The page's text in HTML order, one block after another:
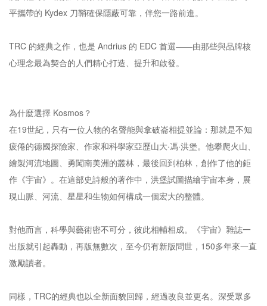
平攜帶的 Kydex 刀鞘確保隱蔽可靠，伴您一路前進。
TRC 的經典之作，也是 Andrius 的 EDC 首選——由那些與品牌核
心理念最為契合的人們精心打造、提升和啟發。
為什麼選擇 Kosmos？
在19世紀，只有一位人物的名聲能與拿破崙相提並論：那就是不知
疲倦的德國探險家、作家和科學家亞歷山大·馮·洪堡。他攀爬火山、
繪製河流地圖、勇闖南美洲的叢林，最後回到柏林，創作了他的鉅
作《宇宙》。在這部史詩般的著作中，洪堡試圖描繪宇宙本身，展
現山脈、河流、星星和生物如何構成一個宏大的整體。
對他而言，科學與藝術密不可分，彼此相輔相成。《宇宙》雜誌一
出版就引起轟動，再版無數次，至今仍有新版問世，150多年來一直
激勵讀者。
同樣，TRC的經典也以全新面貌回歸，經過改良並更名。深受眾多